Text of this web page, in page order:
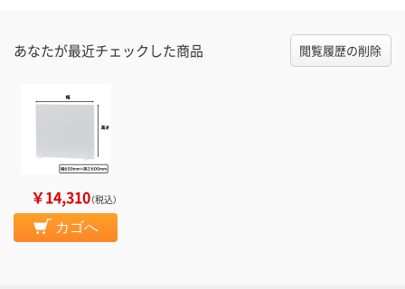
あなたが最近チェックした商品 閲覧履歴の削除
￥14,310（税込）
カゴへ